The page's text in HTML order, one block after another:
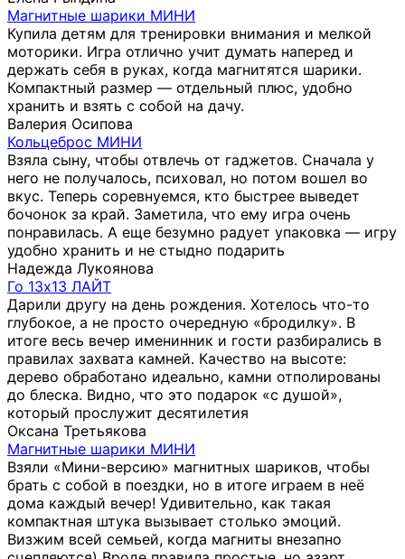
Магнитные шарики МИНИ
Купила детям для тренировки внимания и мелкой
моторики. Игра отлично учит думать наперед и
держать себя в руках, когда магнитятся шарики.
Компактный размер — отдельный плюс, удобно
хранить и взять с собой на дачу.
Валерия Осипова
Кольцеброс МИНИ
Взяла сыну, чтобы отвлечь от гаджетов. Сначала у
него не получалось, психовал, но потом вошел во
вкус. Теперь соревнуемся, кто быстрее выведет
бочонок за край. Заметила, что ему игра очень
понравилась. А еще безумно радует упаковка — игру
удобно хранить и не стыдно подарить
Надежда Лукоянова
Го 13х13 ЛАЙТ
Дарили другу на день рождения. Хотелось что-то
глубокое, а не просто очередную «бродилку». В
итоге весь вечер именинник и гости разбирались в
правилах захвата камней. Качество на высоте:
дерево обработано идеально, камни отполированы
до блеска. Видно, что это подарок «с душой»,
который прослужит десятилетия
Оксана Третьякова
Магнитные шарики МИНИ
Взяли «Мини-версию» магнитных шариков, чтобы
брать с собой в поездки, но в итоге играем в неё
дома каждый вечер! Удивительно, как такая
компактная штука вызывает столько эмоций.
Визжим всей семьей, когда магниты внезапно